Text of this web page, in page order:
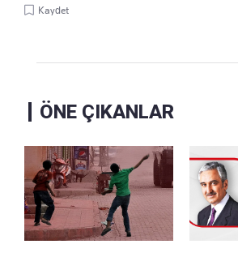
Kaydet
ÖNE ÇIKANLAR